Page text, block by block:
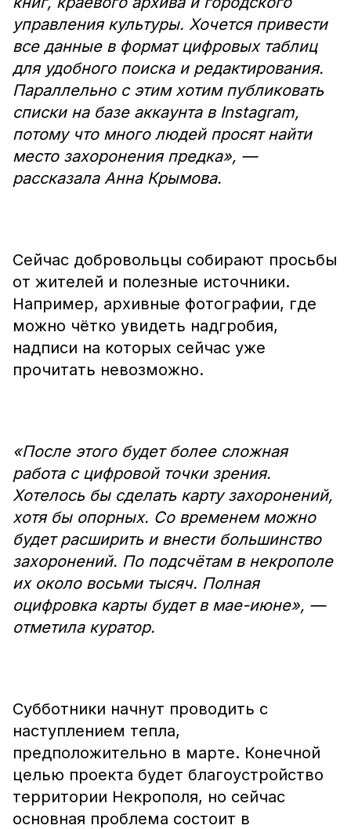
управления культуры. Хочется привести
все данные в формат цифровых таблиц
для удобного поиска и редактирования.
Параллельно с этим хотим публиковать
списки на базе аккаунта в Instagram,
потому что много людей просят найти
место захоронения предка», —
рассказала Анна Крымова.
Сейчас добровольцы собирают просьбы
от жителей и полезные источники.
Например, архивные фотографии, где
можно чётко увидеть надгробия,
надписи на которых сейчас уже
прочитать невозможно.
«После этого будет более сложная
работа с цифровой точки зрения.
Хотелось бы сделать карту захоронений,
хотя бы опорных. Со временем можно
будет расширить и внести большинство
захоронений. По подсчётам в некрополе
их около восьми тысяч. Полная
оцифровка карты будет в мае-июне», —
отметила куратор.
Субботники начнут проводить с
наступлением тепла,
предположительно в марте. Конечной
целью проекта будет благоустройство
территории Некрополя, но сейчас
основная проблема состоит в